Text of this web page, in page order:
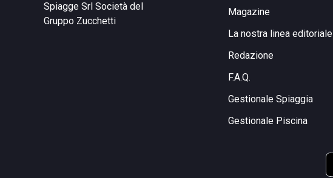
Spiagge Srl Società del
Gruppo Zucchetti
Magazine
La nostra linea editoriale
Redazione
F.A.Q.
Gestionale Spiaggia
Gestionale Piscina